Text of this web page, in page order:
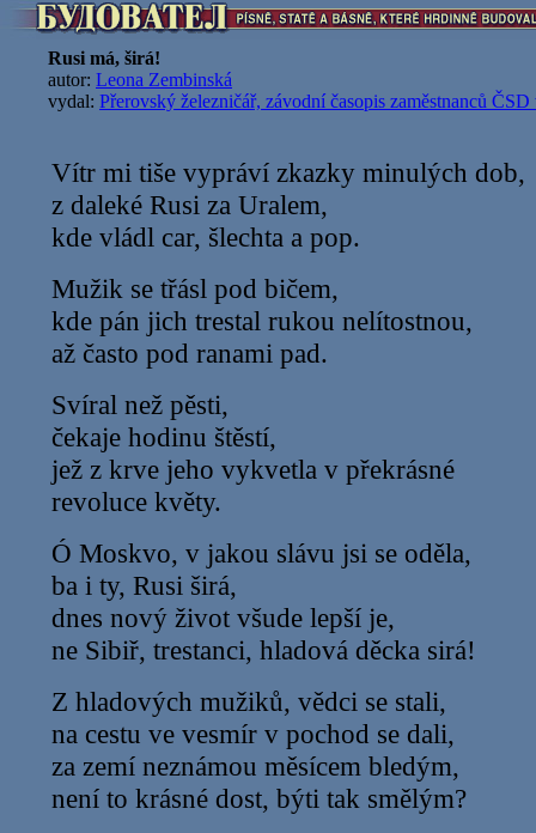
Rusi má, širá!
autor: Leona Zembinská
vydal: Přerovský železničář, závodní časopis zaměstnanců
Vítr mi tiše vypráví zkazky minulých dob,
z daleké Rusi za Uralem,
kde vládl car, šlechta a pop.
Mužik se třásl pod bičem,
kde pán jich trestal rukou nelítostnou,
až často pod ranami pad.
Svíral než pěsti,
čekaje hodinu štěstí,
jež z krve jeho vykvetla v překrásné
revoluce květy.
Ó Moskvo, v jakou slávu jsi se oděla,
ba i ty, Rusi širá,
dnes nový život všude lepší je,
ne Sibiř, trestanci, hladová děcka sirá!
Z hladových mužiků, vědci se stali,
na cestu ve vesmír v pochod se dali,
za zemí neznámou měsícem bledým,
není to krásné dost, býti tak smělým?